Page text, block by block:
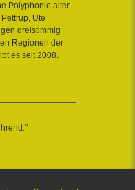
Polyphonie alter
Ute
dreistimmig
Regionen der
es seit 2008.